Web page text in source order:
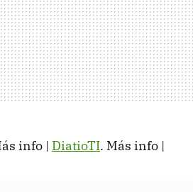
info | DiatioTI. Más info |